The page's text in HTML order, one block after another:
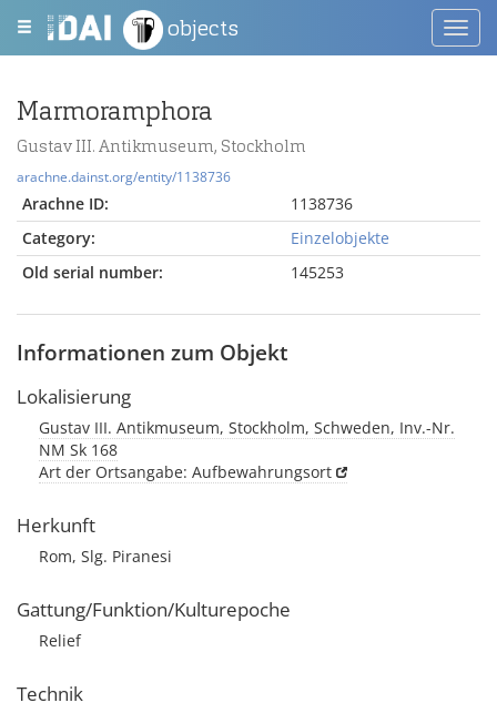
objects
Marmoramphora
Gustav III. Antikmuseum, Stockholm
arachne.dainst.org/entity/1138736
Arachne ID:
1138736
Category:
Einzelobjekte
Old serial number:
145253
Informationen zum Objekt
Lokalisierung
Gustav III. Antikmuseum, Stockholm, Schweden, Inv.-Nr.
NM Sk 168
Art der Ortsangabe: Aufbewahrungsort
Herkunft
Rom, Slg. Piranesi
Gattung/Funktion/Kulturepoche
Relief
Technik